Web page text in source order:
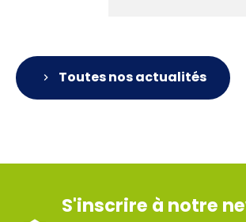
Toutes nos actualités
S'inscrire à notre